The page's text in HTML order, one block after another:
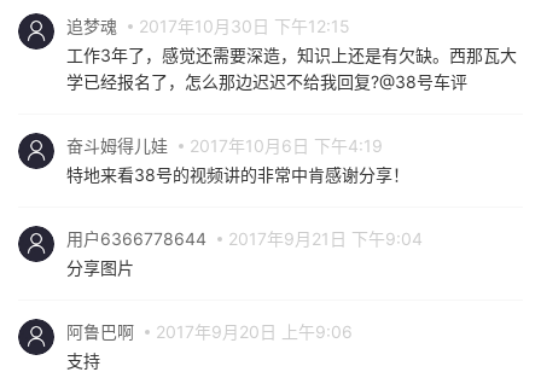
追梦魂
2017年10月30日 下午12:15
工作3年了，感觉还需要深造，知识上还是有欠缺。西那瓦大
学已经报名了，怎么那边迟迟不给我回复?@38号车评
奋斗姆得儿娃
2017年10月6日 下午4:19
特地来看38号的视频讲的非常中肯感谢分享！
用户6366778644
2017年9月21日 下午9:04
分享图片
阿鲁巴啊
2017年9月20日 上午9:06
支持